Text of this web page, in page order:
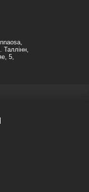
Таллінн,
5,